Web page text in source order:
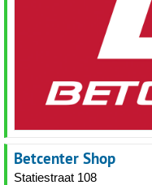
Betcenter Shop
Statiestraat 108